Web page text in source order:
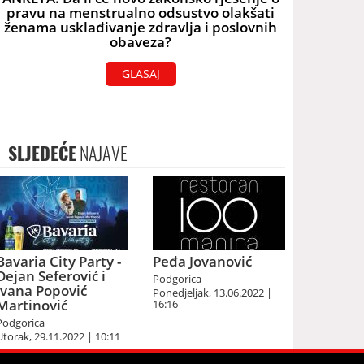
pravu na menstrualno odsustvo olakšati
ženama usklađivanje zdravlja i poslovnih
obaveza?
GLASAJ
SLJEDEĆENAJAVE
City Party -
Seferović i
Popović
29.11.2022 | 10:11
Peđa Jovanović
Podgorica
Ponedjeljak, 13.06.2022 |
16:16